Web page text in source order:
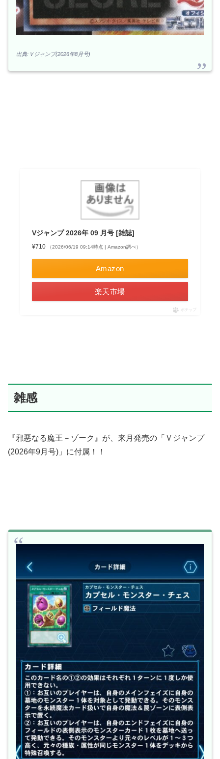
出典:Ｖジャンプ(2026年8月号)
Vジャンプ 2026年 09 月号 [雑誌]
¥710 （2026/06/19 09:14時点 | Amazon調べ）
Amazon
楽天市場
ポチップ
雑感
『邪悪なる魔王－ゾーク』が、来月発売の「Ｖジャンプ
(2026年9月号)」に付属！！